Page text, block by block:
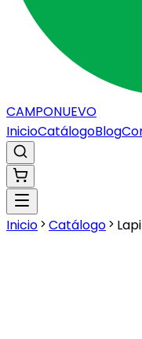
CAMPONUEVO
InicioCatálogoBlog
Inicio Catálogo